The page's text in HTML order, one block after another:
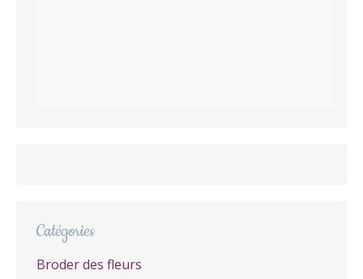
Catégories
Broder des fleurs